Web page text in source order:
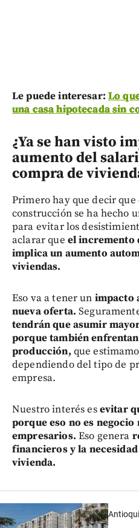
Le puede interesar: Lo
una casa hipotecada sin
¿Ya se han visto
aumento del
compra de
Primero hay que decir que
construcción se ha hecho
para evitar los
aclarar que el incremento
implica un aumento
viviendas.
Eso va a tener un impacto
nueva oferta.
tendrán que asumir
porque también
producción, que
dependiendo del tipo de
empresa.
Nuestro interés esevitar
porque eso no es
empresarios. Eso genera
financieros y la
vivienda.